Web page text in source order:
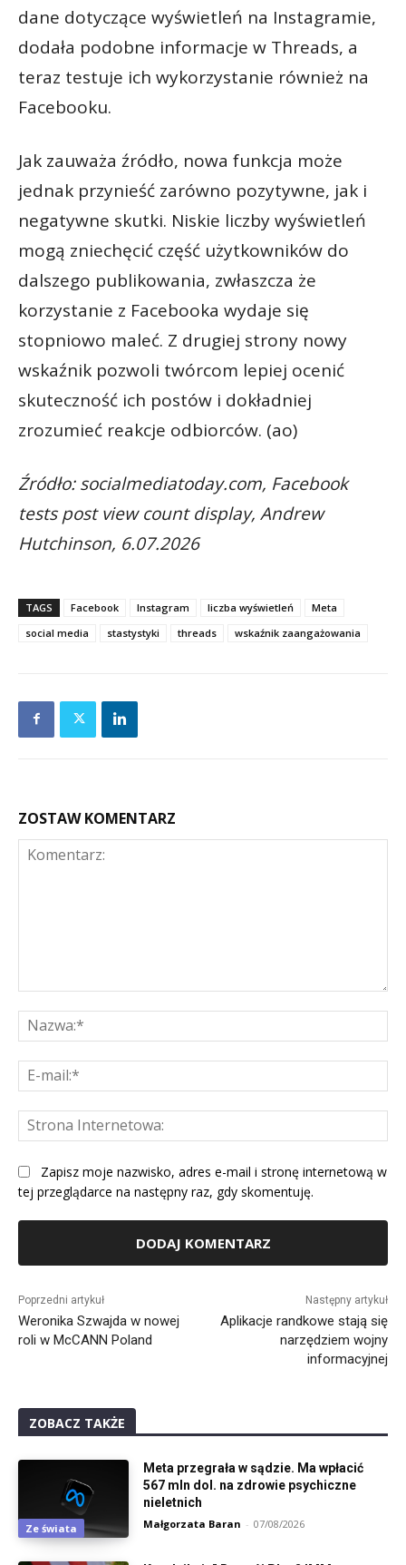
dane dotyczące wyświetleń na Instagramie,
dodała podobne informacje w Threads, a
teraz testuje ich wykorzystanie również na
Facebooku.
Jak zauważa źródło, nowa funkcja może
jednak przynieść zarówno pozytywne, jak i
negatywne skutki. Niskie liczby wyświetleń
mogą zniechęcić część użytkowników do
dalszego publikowania, zwłaszcza że
korzystanie z Facebooka wydaje się
stopniowo maleć. Z drugiej strony nowy
wskaźnik pozwoli twórcom lepiej ocenić
skuteczność ich postów i dokładniej
zrozumieć reakcje odbiorców. (ao)
Źródło: socialmediatoday.com, Facebook
tests post view count display, Andrew
Hutchinson, 6.07.2026
TAGS Facebook Instagram liczba wyświetleń
Meta
social media
stastystyki threads wskaźnik zaangażowania
ZOSTAW KOMENTARZ
Zapisz moje nazwisko, adres e-mail i stronę internetową w
tej przeglądarce na następny raz, gdy skomentuję.
Poprzedni artykuł
Weronika Szwajda w nowej
roli w McCANN Poland
Następny artykuł
Aplikacje randkowe stają się
narzędziem wojny
informacyjnej
ZOBACZ TAKŻE
Ze świata
Meta przegrała w sądzie. Ma wpłacić
567 mln dol. na zdrowie psychiczne
nieletnich
Małgorzata Baran - 07/08/2026